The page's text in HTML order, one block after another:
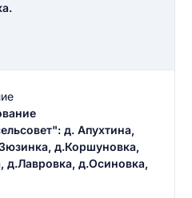
д. Апухтина,
д.Коршуновка,
д.Лавровка, д.Осиновка,